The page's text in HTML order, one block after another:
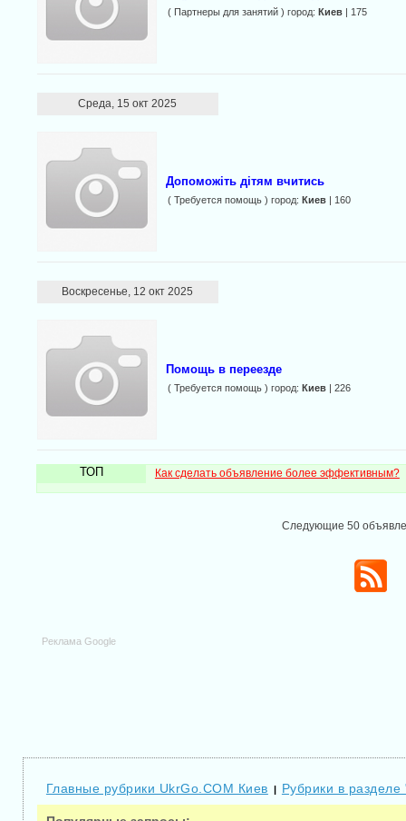
( Партнеры для занятий ) город: Киев| 175
Среда, 15 окт 2025
Допоможіть дітям вчитись
( Требуется помощь ) город: Киев| 160
Воскресенье, 12 окт 2025
Помощь в переезде
( Требуется помощь ) город: Киев| 226
ТОП Как сделать объявление более эффективным?
Следующие 50
Реклама Google
Главные рубрики UkrGo.COM Киев | Рубрики в